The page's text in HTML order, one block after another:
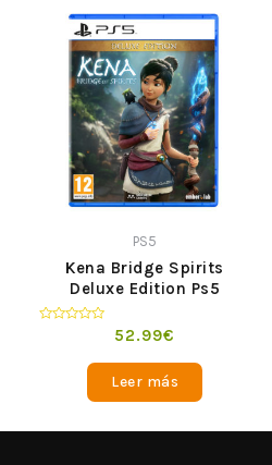
PS5
Kena Bridge Spirits
Deluxe Edition Ps5
52.99€
Leer más